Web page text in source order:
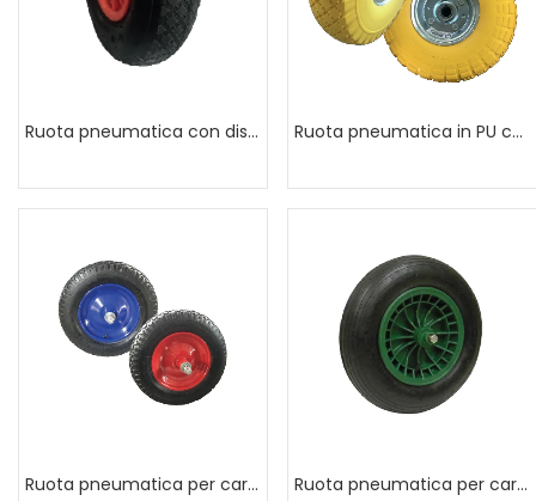
Ruota pneumatica con disco in plastica Ruota pneumatica in PU con asse decentrato
Ruota pneumatica per carriola Ruota pneumatica per carriola con disco in plastica antiurto